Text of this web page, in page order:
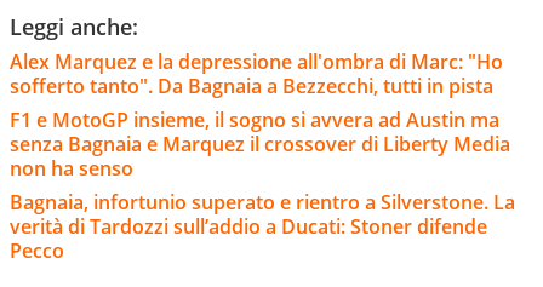
Leggi anche:
Alex Marquez e la depressione all'ombra di Marc: "Ho
sofferto tanto". Da Bagnaia a Bezzecchi, tutti in pista
F1 e MotoGP insieme, il sogno si avvera ad Austin ma
senza Bagnaia e Marquez il crossover di Liberty Media
non ha senso
Bagnaia, infortunio superato e rientro a Silverstone. La
verità di Tardozzi sull’addio a Ducati: Stoner difende
Pecco